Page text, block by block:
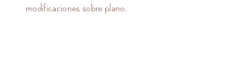
modificaciones sobre plano.